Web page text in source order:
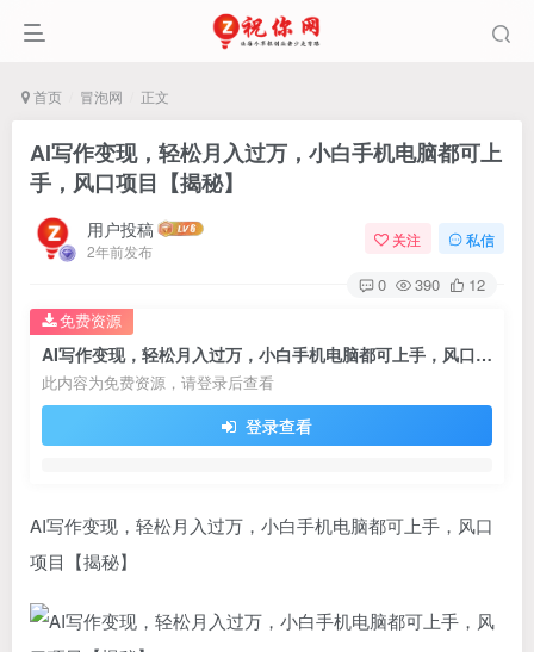
首页 冒泡网 正文
AI写作变现，轻松月入过万，小白手机电脑都可上
手，风口项目【揭秘】
用户投稿
2年前发布
关注 私信
0 390 12
AI写作变现，轻松月入过万，小白手机电脑都可上手，风口项目【揭秘】
此内容为免费资源，请登录后查看
登录查看
免费资源
AI写作变现，轻松月入过万，小白手机电脑都可上手，风口
项目【揭秘】